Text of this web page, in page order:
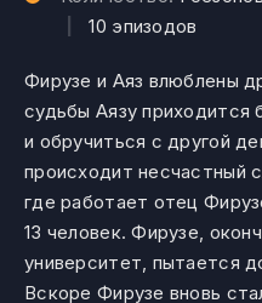
|10 эпизодов
Фирузе и Аяз влюблены
судьбы Аязу приходится
и обручиться с другой
происходит несчастный
где работает отец
13 человек. Фирузе,
университет, пытается
Вскоре Фирузе вновь